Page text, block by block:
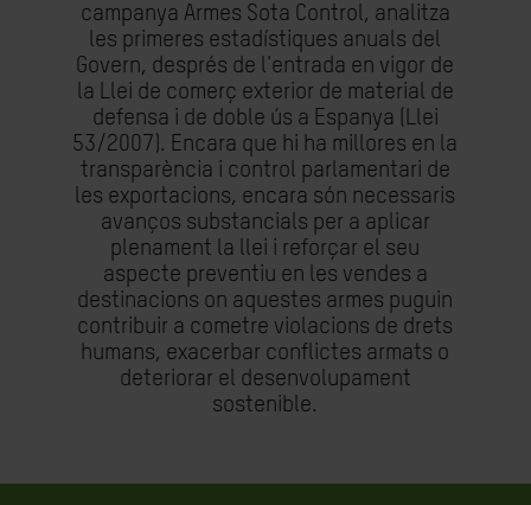
campanya Armes Sota Control, analitza
les primeres estadístiques anuals del
Govern, després de l'entrada en vigor de
la Llei de comerç exterior de material de
defensa i de doble ús a Espanya (Llei
53/2007). Encara que hi ha millores en la
transparència i control parlamentari de
les exportacions, encara són necessaris
avanços substancials per a aplicar
plenament la llei i reforçar el seu
aspecte preventiu en les vendes a
destinacions on aquestes armes puguin
contribuir a cometre violacions de drets
humans, exacerbar conflictes armats o
deteriorar el desenvolupament
sostenible.